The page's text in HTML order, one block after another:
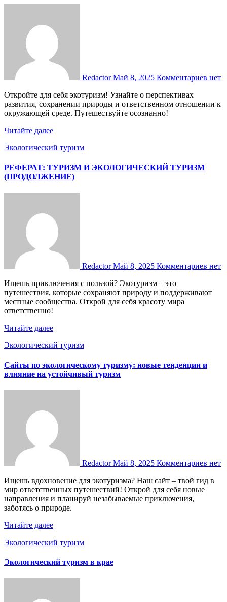
RedactorМай 8, 2025 Комментариев нет
Откройте для себя экотуризм! Узнайте о перспективах
развития, сохранении природы и ответственном отношении к
окружающей среде. Путешествуйте осознанно!
Читайте далее
Экологический туризм
РЕФЕРАТ: ТУРИЗМ И ЭКОЛОГИЧЕСКИЙ ТУРИЗМ
(ПРОДОЛЖЕНИЕ)
RedactorМай 8, 2025 Комментариев нет
Ищешь приключения с пользой? Экотуризм – это
путешествия, которые сохраняют природу и поддерживают
местные сообщества. Открой для себя красоту мира
ответственно!
Читайте далее
Экологический туризм
Сайты по экологическому туризму: новые тенденции и
влияние на устойчивый туризм
RedactorМай 8, 2025 Комментариев нет
Ищешь вдохновение для экотуризма? Наш сайт – твой гид в
мир ответственных путешествий! Открой для себя новые
направления и планируй незабываемые приключения,
заботясь о природе.
Читайте далее
Экологический туризм
Экологический туризм в крае